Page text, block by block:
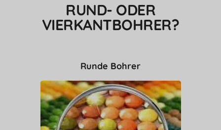
RUND- ODER
VIERKANTBOHRER?
Runde Bohrer